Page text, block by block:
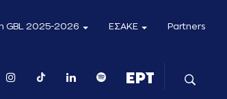
GBL 2025-2026 ΕΣΑΚΕ Partners